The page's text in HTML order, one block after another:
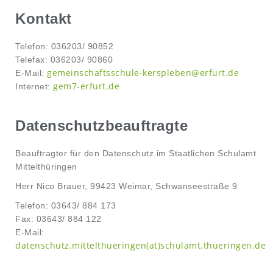
Kontakt
Telefon: 036203/ 90852
Telefax: 036203/ 90860
E-Mail: gemeinschaftsschule-kerspleben@erfurt.de
Internet: gem7-erfurt.de
Datenschutzbeauftragte
Beauftragter für den Datenschutz im Staatlichen Schulamt
Mittelthüringen
Herr Nico Brauer, 99423 Weimar, Schwanseestraße 9
Telefon: 03643/ 884 173
Fax: 03643/ 884 122
E-Mail:
datenschutz.mittelthueringen(at)schulamt.thueringen.de